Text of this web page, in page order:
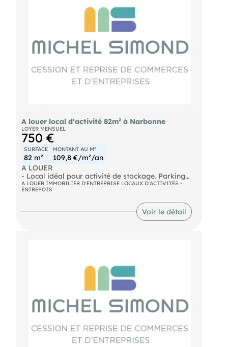
A louer local d'activité 82m² à Narbonne
LOYER MENSUEL
750 €
SURFACE
82 m²
MONTANT AU M²
109,8 €/m²/an
A LOUER
- Local idéal pour activité de stockage. Parking
privatif, hauteur utile généreuse, accès PL,
enceinte clôturée et sécurisée. Gaines et fluides en
A LOUER IMMOBILIER D'ENTREPRISE LOCAUX D'ACTIVITÉS -
ENTREPÔTS
Voir le détail